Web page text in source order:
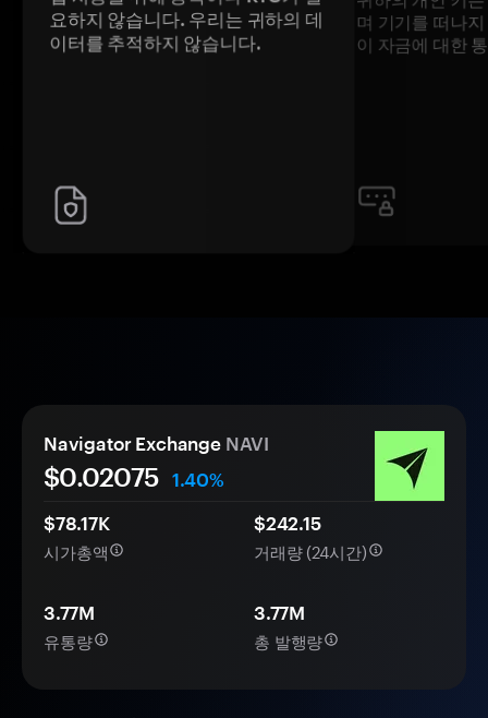
요하지 않습니다. 우리는 귀하의 데
이터를 추적하지 않습니다.
며 기기를 떠나
이 자금에 대한
Navigator Exchange NAVI
$0.02075
1.40%
$78.17K
시가총액
$242.15
거래량 (24시간)
3.77M
유통량
3.77M
총 발행량